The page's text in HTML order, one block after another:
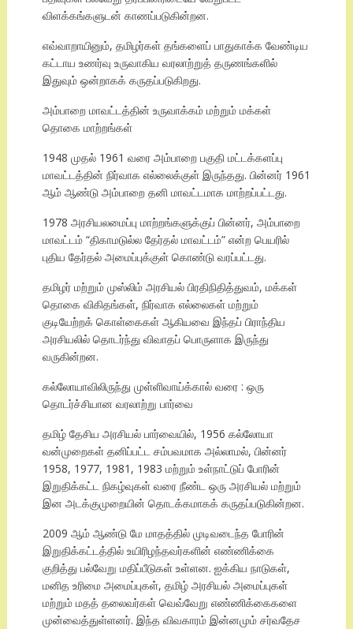
விளக்கங்களுடன் காணப்படுகின்றன.
எவ்வாறாயினும், தமிழர்கள் தங்களைப் பாதுகாக்க வேண்டிய
கட்டாய உணர்வு உருவாகிய வரலாற்றுத் தருணங்களில்
இதுவும் ஒன்றாகக் கருதப்படுகிறது.
அம்பாறை மாவட்டத்தின் உருவாக்கம் மற்றும் மக்கள்
தொகை மாற்றங்கள்
1948 முதல் 1961 வரை அம்பாறை பகுதி மட்டக்களப்பு
மாவட்டத்தின் நிர்வாக எல்லைக்குள் இருந்தது. பின்னர் 1961
ஆம் ஆண்டு அம்பாறை தனி மாவட்டமாக மாற்றப்பட்டது.
1978 அரசியலமைப்பு மாற்றங்களுக்குப் பின்னர், அம்பாறை
மாவட்டம் “திகாமடுல்ல தேர்தல் மாவட்டம்” என்ற பெயரில்
புதிய தேர்தல் அமைப்புக்குள் கொண்டு வரப்பட்டது.
தமிழர் மற்றும் முஸ்லிம் அரசியல் பிரதிநிதித்துவம், மக்கள்
தொகை விகிதங்கள், நிர்வாக எல்லைகள் மற்றும்
குடியேற்றக் கொள்கைகள் ஆகியவை இந்தப் பிராந்திய
அரசியலில் தொடர்ந்து விவாதப் பொருளாக இருந்து
வருகின்றன.
கல்லோயாவிலிருந்து முள்ளிவாய்க்கால் வரை : ஒரு
தொடர்ச்சியான வரலாற்று பார்வை
தமிழ் தேசிய அரசியல் பார்வையில், 1956 கல்லோயா
வன்முறைகள் தனிப்பட்ட சம்பவமாக அல்லாமல், பின்னர்
1958, 1977, 1981, 1983 மற்றும் உள்நாட்டுப் போரின்
இறுதிக்கட்ட நிகழ்வுகள் வரை நீண்ட ஒரு அரசியல் மற்றும்
இன அடக்குமுறையின் தொடக்கமாகக் கருதப்படுகின்றன.
2009 ஆம் ஆண்டு மே மாதத்தில் முடிவடைந்த போரின்
இறுதிக்கட்டத்தில் உயிரிழந்தவர்களின் எண்ணிக்கை
குறித்து பல்வேறு மதிப்பீடுகள் உள்ளன. ஐக்கிய நாடுகள்,
மனித உரிமை அமைப்புகள், தமிழ் அரசியல் அமைப்புகள்
மற்றும் மதத் தலைவர்கள் வெவ்வேறு எண்ணிக்கைகளை
முன்வைத்துள்ளனர். இந்த விவகாரம் இன்னமும் சர்வதேச